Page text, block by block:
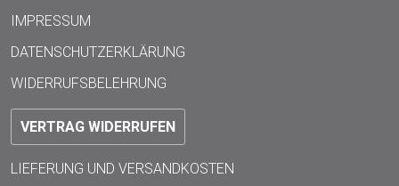
IMPRESSUM
DATENSCHUTZERKLÄRUNG
WIDERRUFSBELEHRUNG
VERTRAG WIDERRUFEN
LIEFERUNG UND VERSANDKOSTEN